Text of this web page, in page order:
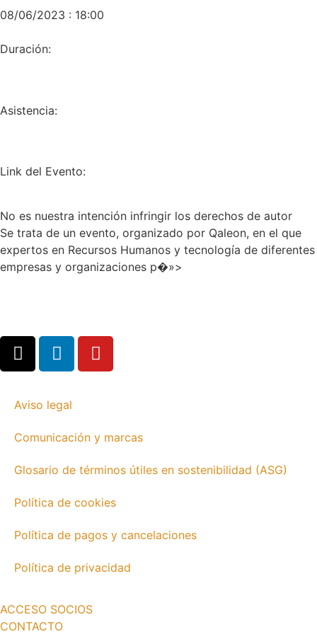
08/06/2023 : 18:00
Duración:
Asistencia:
Link del Evento:
No es nuestra intención infringir los derechos de autor
Se trata de un evento, organizado por Qaleon, en el que
expertos en Recursos Humanos y tecnología de diferentes
empresas y organizaciones p�»>
Aviso legal
Comunicación y marcas
Glosario de términos útiles en sostenibilidad (ASG)
Política de cookies
Política de pagos y cancelaciones
Política de privacidad
ACCESO SOCIOS
CONTACTO